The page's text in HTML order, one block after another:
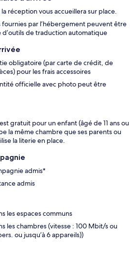
réception vous accueillera sur place.
fournies par l’hébergement peuvent être
d’outils de traduction automatique
obligatoire (par carte de crédit, de
pour les frais accessoires
officielle avec photo peut être
gratuit pour un enfant (âgé de 11 ans ou
la même chambre que ses parents ou
la literie en place.
admis*
admis
les espaces communs
les chambres (vitesse : 100 Mbit/s ou
ou jusqu’à 6 appareils))